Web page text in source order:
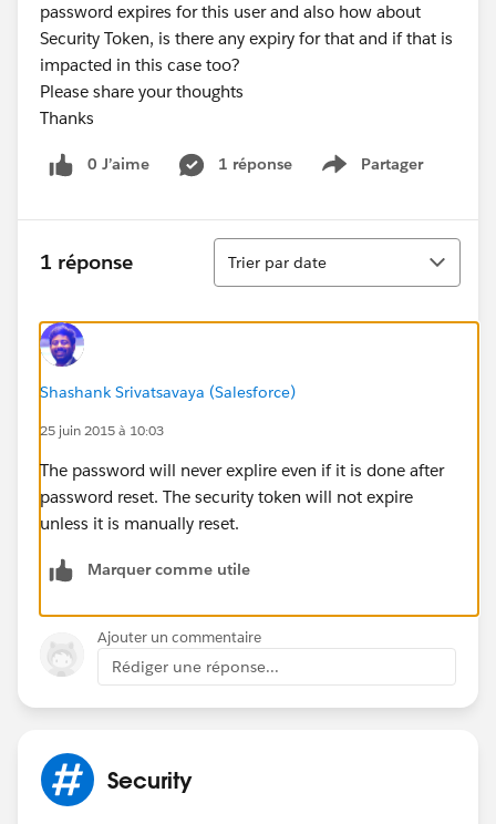
password expires for this user and also how about
Security Token, is there any expiry for that and if that is
impacted in this case too?
Please share your thoughts
Thanks
0 J’aime 1 réponse Partager
Show menu
1 réponse
Tri
Trier par date
Shashank Srivatsavaya (Salesforce)
25 juin 2015 à 10:03
The password will never explire even if it is done after
password reset. The security token will not expire
unless it is manually reset.
Marquer comme utile
Ajouter un commentaire
Rédiger une réponse...
Security